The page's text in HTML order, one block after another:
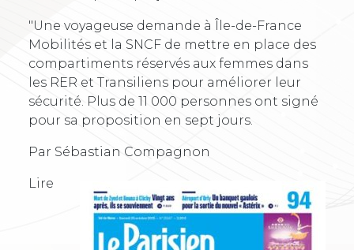
"Une voyageuse demande à Île-de-France
Mobilités et la SNCF de mettre en place des
compartiments réservés aux femmes dans
les RER et Transiliens pour améliorer leur
sécurité. Plus de 11 000 personnes ont signé
pour sa proposition en sept jours.
Par Sébastian Compagnon
Lire